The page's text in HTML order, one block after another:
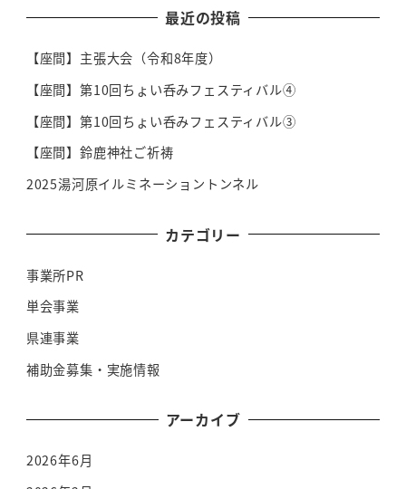
最近の投稿
【座間】主張大会（令和8年度）
【座間】第10回ちょい呑みフェスティバル④
【座間】第10回ちょい呑みフェスティバル③
【座間】鈴鹿神社ご祈祷
2025湯河原イルミネーショントンネル
カテゴリー
事業所PR
単会事業
県連事業
補助金募集・実施情報
アーカイブ
2026年6月